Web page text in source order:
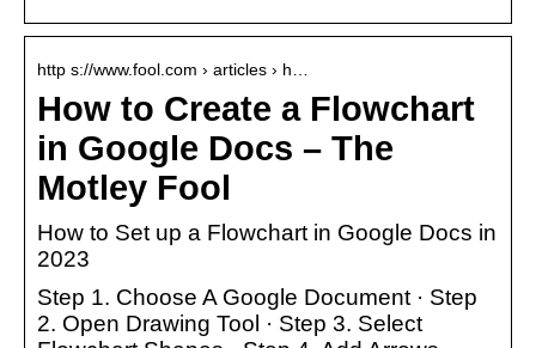
http s://www.fool.com › articles › h…
How to Create a Flowchart
in Google Docs – The
Motley Fool
How to Set up a Flowchart in Google Docs in
2023
Step 1. Choose A Google Document · Step
2. Open Drawing Tool · Step 3. Select